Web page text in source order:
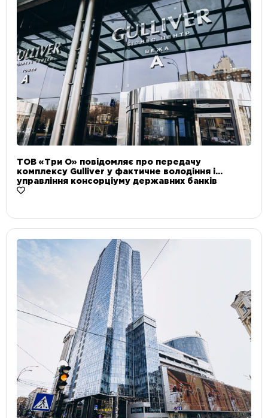
ТОВ «Три О» повідомляє про передачу
комплексу Gulliver у фактичне володіння і
управління консорціуму державних банків